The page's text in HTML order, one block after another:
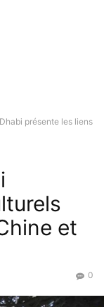
présente les liens
et
0